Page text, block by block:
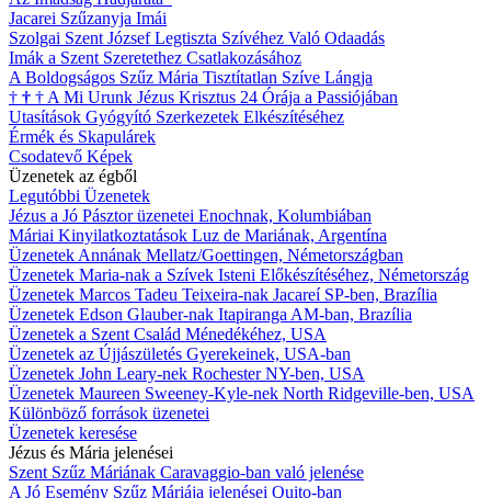
Jacarei Szűzanyja Imái
Szolgai Szent József Legtiszta Szívéhez Való Odaadás
Imák a Szent Szeretethez Csatlakozásához
A Boldogságos Szűz Mária Tisztítatlan Szíve Lángja
† † † A Mi Urunk Jézus Krisztus 24 Órája a Passiójában
Utasítások Gyógyító Szerkezetek Elkészítéséhez
Érmék és Skapulárek
Csodatevő Képek
Üzenetek az égből
Legutóbbi Üzenetek
Jézus a Jó Pásztor üzenetei Enochnak, Kolumbiában
Máriai Kinyilatkoztatások Luz de Mariának, Argentína
Üzenetek Annának Mellatz/Goettingen, Németországban
Üzenetek Maria-nak a Szívek Isteni Előkészítéséhez, Németország
Üzenetek Marcos Tadeu Teixeira-nak Jacareí SP-ben, Brazília
Üzenetek Edson Glauber-nak Itapiranga AM-ban, Brazília
Üzenetek a Szent Család Ménedékéhez, USA
Üzenetek az Újjászületés Gyerekeinek, USA-ban
Üzenetek John Leary-nek Rochester NY-ben, USA
Üzenetek Maureen Sweeney-Kyle-nek North Ridgeville-ben, USA
Különböző források üzenetei
Üzenetek keresése
Jézus és Mária jelenései
Szent Szűz Máriának Caravaggio-ban való jelenése
A Jó Esemény Szűz Máriája jelenései Quito-ban